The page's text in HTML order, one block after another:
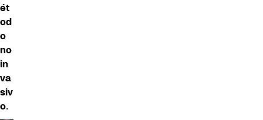
ét
od
o
no
in
va
siv
o.